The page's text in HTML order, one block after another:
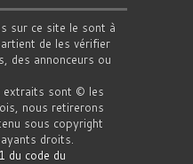
sur ce site le sont à
de les vérifier
des annonceurs ou
extraits sont © les
nous retirerons
sous copyright
droits.
du code du